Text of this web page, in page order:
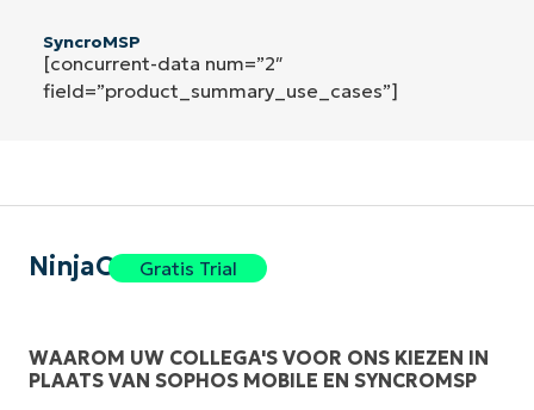
SyncroMSP
[concurrent-data num=”2″
field=”product_summary_use_cases”]
NinjaOneGratis Trial
WAAROM UW COLLEGA'S VOOR ONS KIEZEN IN
PLAATS VAN SOPHOS MOBILE EN SYNCROMSP